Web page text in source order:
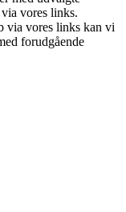
vores links.
via vores links kan vi
forudgående